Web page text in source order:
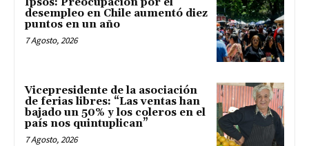
desempleo en Chile aumentó diez
puntos en un año
7 Agosto, 2026
Vicepresidente de la asociación
de ferias libres: “Las ventas han
bajado un 50% y los coleros en el
país nos quintuplican”
7 Agosto, 2026